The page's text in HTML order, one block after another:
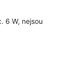
6 W, nejsou